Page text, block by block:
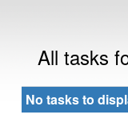
All tasks
No tasks to